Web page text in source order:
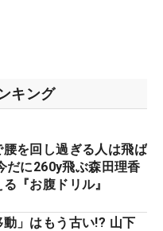
キング
腰を回し過ぎる人は飛ば
に260y飛ぶ森田理香
『お腹ドリル』
動」はもう古い!? 山下